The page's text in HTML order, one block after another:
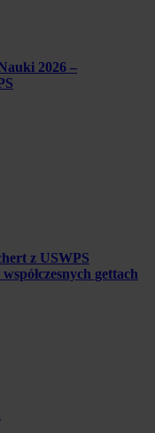
2026 –
z USWPS
gettach